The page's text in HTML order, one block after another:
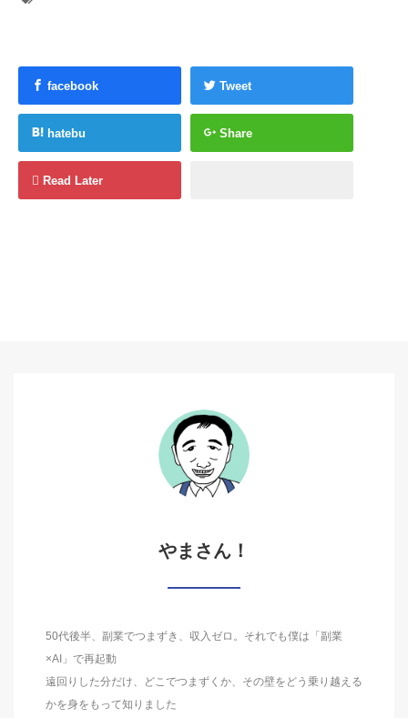
facebook Tweet
hatebu Share
Read Later
やまさん！
50代後半、副業でつまずき、収入ゼロ。それでも僕は「副業
×AI」で再起動
遠回りした分だけ、どこでつまずくか、その壁をどう乗り越える
かを身をもって知りました